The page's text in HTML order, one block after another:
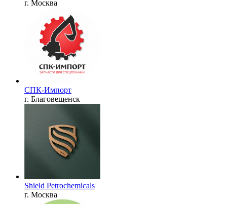
г. Москва
СПК-Импорт
г. Благовещенск
Shield Petrochemicals
г. Москва